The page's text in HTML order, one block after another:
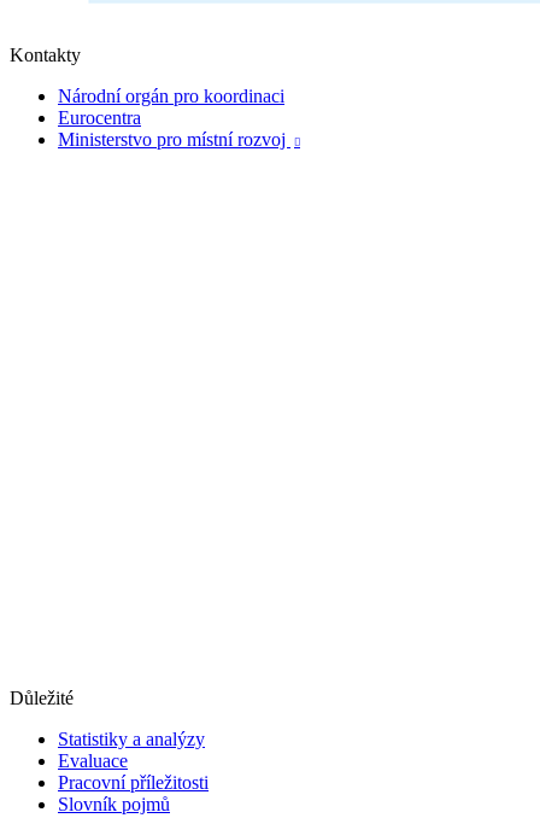
Kontakty
Národní orgán pro koordinaci
Eurocentra
Ministerstvo pro místní rozvoj

Důležité
Statistiky a analýzy
Evaluace
Pracovní příležitosti
Slovník pojmů